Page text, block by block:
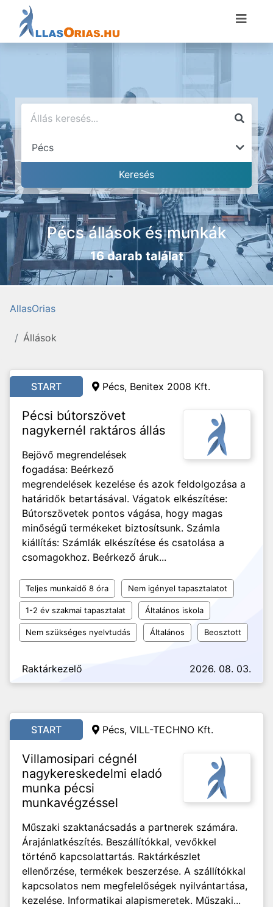
Pécs állások és munkák
16 darab találat
AllasOrias
Állások
START Pécs, Benitex 2008 Kft.
Pécsi bútorszövet
nagykernél raktáros állás
Bejövő megrendelések
fogadása: Beérkező
megrendelések kezelése és azok feldolgozása a
határidők betartásával. Vágatok elkészítése:
Bútorszövetek pontos vágása, hogy magas
minőségű termékeket biztosítsunk. Számla
kiállítás: Számlák elkészítése és csatolása a
csomagokhoz. Beérkező áruk...
Teljes munkaidő 8 óra Nem igényel tapasztalatot
1-2 év szakmai tapasztalat Általános iskola
Nem szükséges nyelvtudás Általános Beosztott
Raktárkezelő 2026. 08. 03.
START Pécs, VILL-TECHNO Kft.
Villamosipari cégnél
nagykereskedelmi eladó
munka pécsi
munkavégzéssel
Műszaki szaktanácsadás a partnerek számára.
Árajánlatkészítés. Beszállítókkal, vevőkkel
történő kapcsolattartás. Raktárkészlet
ellenőrzése, termékek beszerzése. A szállítókkal
kapcsolatos nem megfelelőségek nyilvántartása,
kezelése. Informatikai alapismeretek. Műszaki...